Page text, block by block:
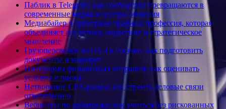
Паблик в Telegram: как сообщества превращаются в
современные медиа и центры общения
Медиабайер в арбитраже трафика: профессия, которая
объединяет аналитику, маркетинг и стратегическое
мышление
Грузоперевозки из ОАЭ в Россию: как подготовить
документы и маршрут
Платформы финансовых операций: как оценивать
условия и риски
Нетворкинг CPA-рынка: как строить деловые связи
ответственно
Вебинары по арбитражу: как учиться без рискованных